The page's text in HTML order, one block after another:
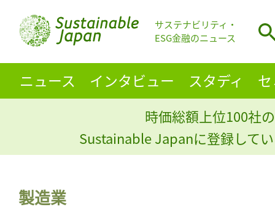
サステナビリティ・
ESG金融のニュース
ニュース インタビュー スタディ
時価総額上位100社
Sustainable Japanに登録して
製造業